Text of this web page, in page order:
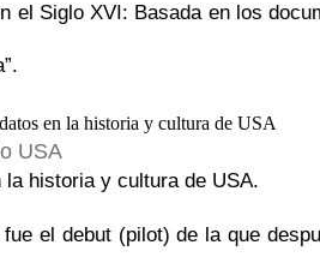
el Siglo XVI: Basada en los
USA
historia y cultura de USA.
el debut (pilot) de la que